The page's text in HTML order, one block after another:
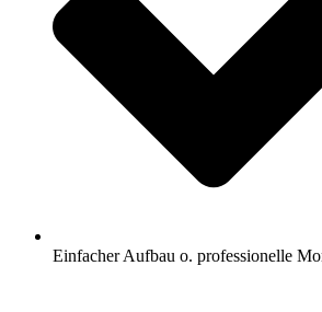
Einfacher Aufbau o. professionelle